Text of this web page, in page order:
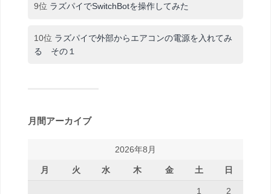
9位 ラズパイでSwitchBotを操作してみた
10位 ラズパイで外部からエアコンの電源を入れてみ
る その１
月間アーカイブ
2026年8月
月 火 水 木 金 土 日
1 2